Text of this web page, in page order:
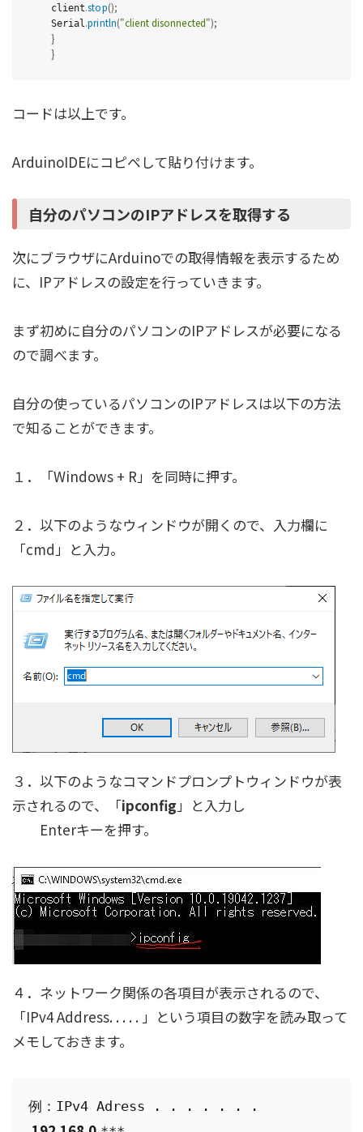
client.stop();
Serial.println("client disonnected");
}
}
コードは以上です。
ArduinoIDEにコピペして貼り付けます。
自分のパソコンのIPアドレスを取得する
次にブラウザにArduinoでの取得情報を表示するため
に、IPアドレスの設定を行っていきます。
まず初めに自分のパソコンのIPアドレスが必要になる
ので調べます。
自分の使っているパソコンのIPアドレスは以下の方法
で知ることができます。
１．「Windows + R」を同時に押す。
２．以下のようなウィンドウが開くので、入力欄に
「cmd」と入力。
３．以下のようなコマンドプロンプトウィンドウが表
示されるので、「ipconfig 」と入力し
Enterキーを押す。
４．ネットワーク関係の各項目が表示されるので、
「IPv4 Address. . . . . 」という項目の数字を読み取って
メモしておきます。
例：IPv4 Adress . . . . . . .